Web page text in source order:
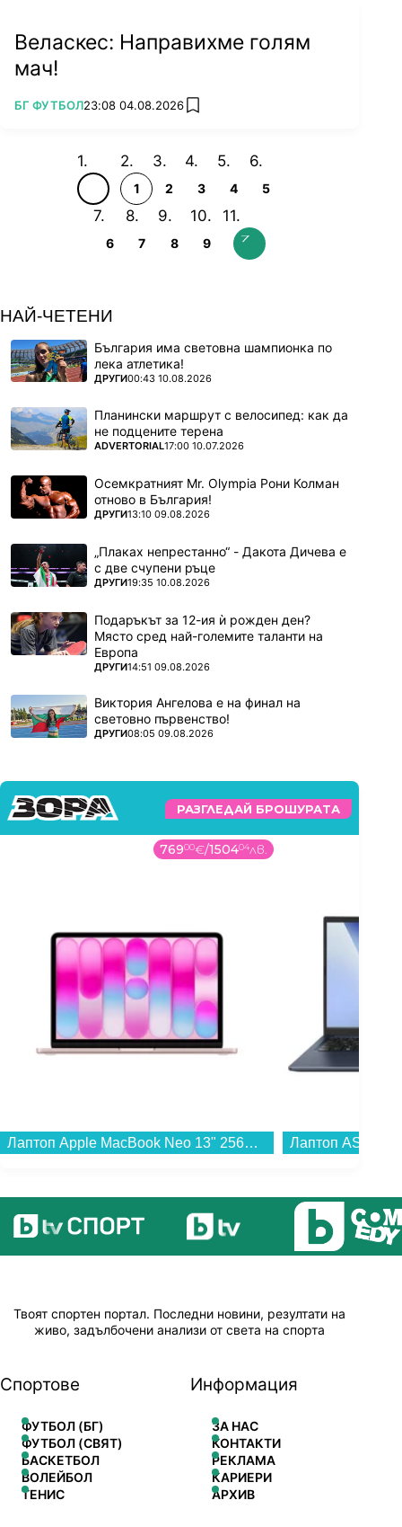
Веласкес: Направихме голям
мач!
ПОВЕЧЕ ОТ
БГ ФУТБОЛ23:08 04.08.2026 add favorites
1 2 3 4 5
6 7 8 9
НАЙ-ЧЕТЕНИ
България има световна шампионка по
лека атлетика!
ПОВЕЧЕ ОТ
ДРУГИ00:43 10.08.2026
Планински маршрут с велосипед: как да
не подцените терена
ПОВЕЧЕ ОТ
ADVERTORIAL17:00 10.07.2026
Осемкратният Mr. Olympia Рони Колман
отново в България!
ПОВЕЧЕ ОТ
ДРУГИ13:10 09.08.2026
„Плаках непрестанно“ - Дакота Дичева е
с две счупени ръце
ПОВЕЧЕ ОТ
ДРУГИ19:35 10.08.2026
Подаръкът за 12-ия ѝ рожден ден?
Място сред най-големите таланти на
Европа
ПОВЕЧЕ ОТ
ДРУГИ14:51 09.08.2026
Виктория Ангелова е на финал на
световно първенство!
ПОВЕЧЕ ОТ
ДРУГИ08:05 09.08.2026
РАЗГЛЕДАЙ БРОШУРАТА
76900€/150404лв.
Лаптоп Apple MacBook Neo 13" 256GB Blush mhfh4 , 13.00 , 256 , 8 , Apple A18 Pro 5 Core GPU , Apple A18 Pro 6 Core , Mac OS...
Твоят спортен портал. Последни новини, резултати на
живо, задълбочени анализи от света на спорта
Спортове
ФУТБОЛ (БГ)
ФУТБОЛ (СВЯТ)
БАСКЕТБОЛ
ВОЛЕЙБОЛ
ТЕНИС
Информация
ЗА НАС
КОНТАКТИ
РЕКЛАМА
КАРИЕРИ
АРХИВ